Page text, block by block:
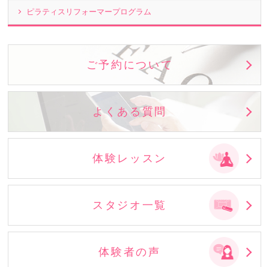
ピラティスリフォーマープログラム
ご予約について
よくある質問
体験レッスン
スタジオ一覧
体験者の声